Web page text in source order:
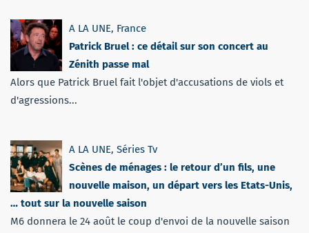
A LA UNE, France
Patrick Bruel : ce détail sur son concert au
Zénith passe mal
Alors que Patrick Bruel fait l'objet d'accusations de viols et
d'agressions...
A LA UNE, Séries Tv
Scènes de ménages : le retour d’un fils, une
nouvelle maison, un départ vers les Etats-Unis,
… tout sur la nouvelle saison
M6 donnera le 24 août le coup d'envoi de la nouvelle saison